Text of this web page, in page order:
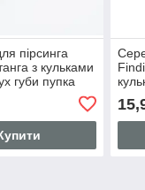
пірсинга
з кульками
губи пупка
28мм x
мм